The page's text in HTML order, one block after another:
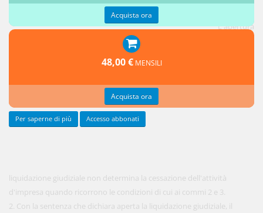
L'apertura
liquidazione giudiziale non determina la cessazione dell'attività
d'impresa quando ricorrono le condizioni di cui ai commi 2 e 3.
2. Con la sentenza che dichiara aperta la liquidazione giudiziale, il
Acquista ora
48,00 € MENSILI
Acquista ora
Per saperne di più Accesso abbonati